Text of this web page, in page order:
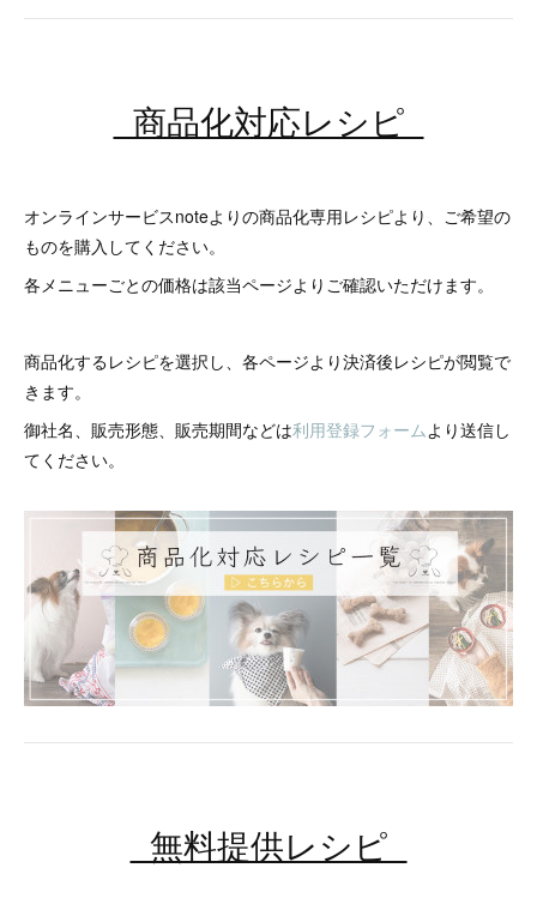
商品化対応レシピ
オンラインサービスnoteよりの商品化専用レシピより、ご希望の
ものを購入してください。
各メニューごとの価格は該当ページよりご確認いただけます。
商品化するレシピを選択し、各ページより決済後レシピが閲覧で
きます。
御社名、販売形態、販売期間などは利用登録フォーム より送信し
てください。
無料提供レシピ